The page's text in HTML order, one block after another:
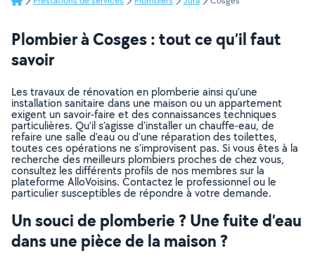
Plombier à Cosges : tout ce qu’il faut
savoir
Les travaux de rénovation en plomberie ainsi qu’une
installation sanitaire dans une maison ou un appartement
exigent un savoir-faire et des connaissances techniques
particulières. Qu’il s’agisse d’installer un chauffe-eau, de
refaire une salle d’eau ou d’une réparation des toilettes,
toutes ces opérations ne s’improvisent pas. Si vous êtes à la
recherche des meilleurs plombiers proches de chez vous,
consultez les différents profils de nos membres sur la
plateforme AlloVoisins. Contactez le professionnel ou le
particulier susceptibles de répondre à votre demande.
Un souci de plomberie ? Une fuite d’eau
dans une pièce de la maison ?